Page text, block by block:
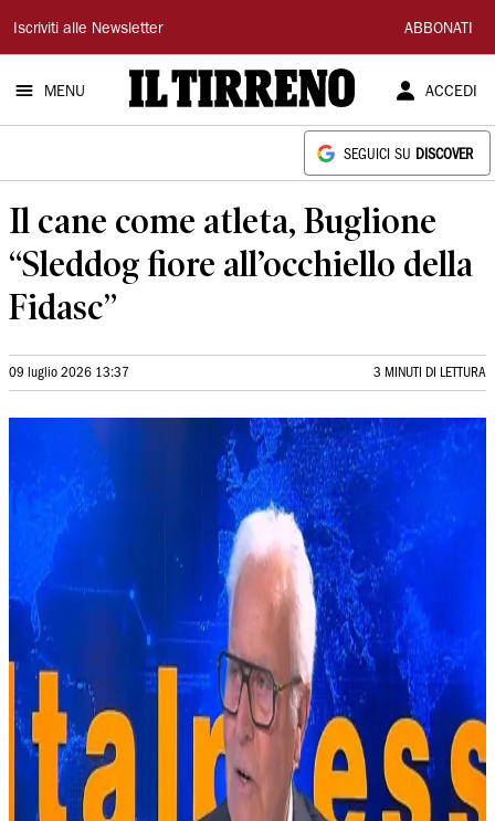
Il
Tirreno
Iscriviti alle Newsletter ABBONATI
MENU ACCEDI
SEGUICI SU DISCOVER
Il cane come atleta, Buglione
“Sleddog fiore all’occhiello della
Fidasc”
09 luglio 2026 13:37 3 MINUTI DI LETTURA